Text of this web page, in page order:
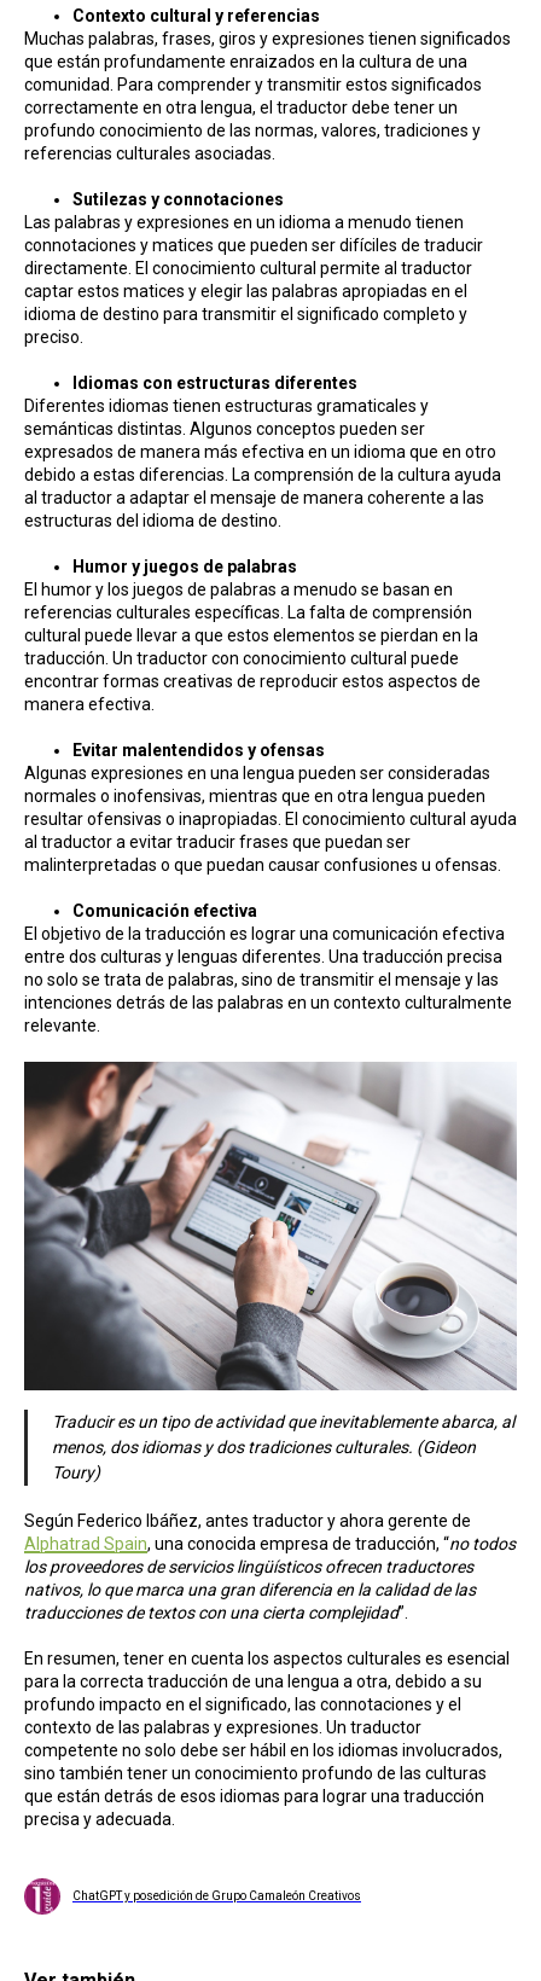
Contexto cultural y referencias
Muchas palabras, frases, giros y expresiones tienen significados
que están profundamente enraizados en la cultura de una
comunidad. Para comprender y transmitir estos significados
correctamente en otra lengua, el traductor debe tener un
profundo conocimiento de las normas, valores, tradiciones y
referencias culturales asociadas.
Sutilezas y connotaciones
Las palabras y expresiones en un idioma a menudo tienen
connotaciones y matices que pueden ser difíciles de traducir
directamente. El conocimiento cultural permite al traductor
captar estos matices y elegir las palabras apropiadas en el
idioma de destino para transmitir el significado completo y
preciso.
Idiomas con estructuras diferentes
Diferentes idiomas tienen estructuras gramaticales y
semánticas distintas. Algunos conceptos pueden ser
expresados de manera más efectiva en un idioma que en otro
debido a estas diferencias. La comprensión de la cultura ayuda
al traductor a adaptar el mensaje de manera coherente a las
estructuras del idioma de destino.
Humor y juegos de palabras
El humor y los juegos de palabras a menudo se basan en
referencias culturales específicas. La falta de comprensión
cultural puede llevar a que estos elementos se pierdan en la
traducción. Un traductor con conocimiento cultural puede
encontrar formas creativas de reproducir estos aspectos de
manera efectiva.
Evitar malentendidos y ofensas
Algunas expresiones en una lengua pueden ser consideradas
normales o inofensivas, mientras que en otra lengua pueden
resultar ofensivas o inapropiadas. El conocimiento cultural ayuda
al traductor a evitar traducir frases que puedan ser
malinterpretadas o que puedan causar confusiones u ofensas.
Comunicación efectiva
El objetivo de la traducción es lograr una comunicación efectiva
entre dos culturas y lenguas diferentes. Una traducción precisa
no solo se trata de palabras, sino de transmitir el mensaje y las
intenciones detrás de las palabras en un contexto culturalmente
relevante.
Traducir es un tipo de actividad que inevitablemente abarca, al
menos, dos idiomas y dos tradiciones culturales. (Gideon
Toury)
Según Federico Ibáñez, antes traductor y ahora gerente de
Alphatrad Spain, una conocida empresa de traducción, “no todos
los proveedores de servicios lingüísticos ofrecen traductores
nativos, lo que marca una gran diferencia en la calidad de las
traducciones de textos con una cierta complejidad”.
En resumen, tener en cuenta los aspectos culturales es esencial
para la correcta traducción de una lengua a otra, debido a su
profundo impacto en el significado, las connotaciones y el
contexto de las palabras y expresiones. Un traductor
competente no solo debe ser hábil en los idiomas involucrados,
sino también tener un conocimiento profundo de las culturas
que están detrás de esos idiomas para lograr una traducción
precisa y adecuada.
ChatGPT y posedición de Grupo Camaleón Creativos